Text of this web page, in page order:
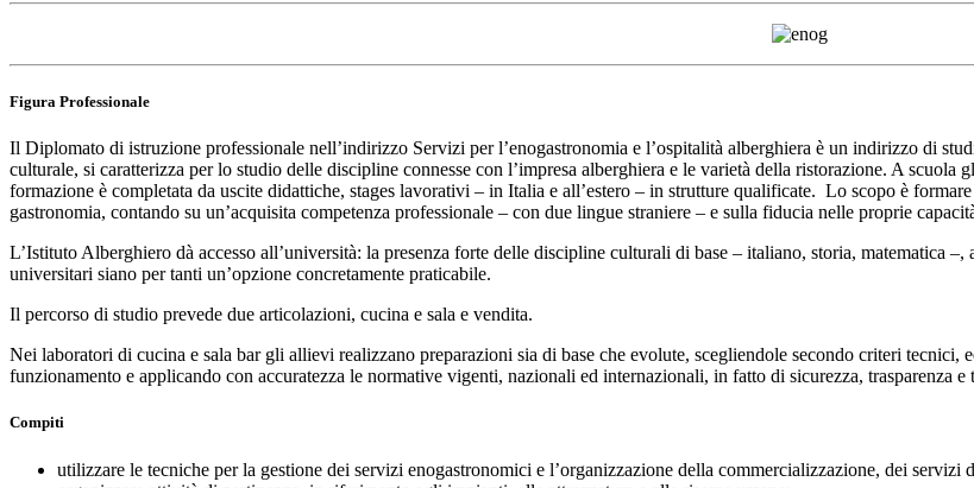
Figura Professionale
Il Diplomato di istruzione professionale nell’indirizzo Servizi per l’enogastronomia e l’ospitalità alberghiera è un indirizzo di
culturale, si caratterizza per lo studio delle discipline connesse con l’impresa alberghiera e le varietà della ristorazione. A
formazione è completata da uscite didattiche, stages lavorativi – in Italia e all’estero – in strutture qualificate. Lo scopo è
gastronomia, contando su un’acquisita competenza professionale – con due lingue straniere – e sulla fiducia nelle proprie
L’Istituto Alberghiero dà accesso all’università: la presenza forte delle discipline culturali di base – italiano, storia, matematica
universitari siano per tanti un’opzione concretamente praticabile.
Il percorso di studio prevede due articolazioni, cucina e sala e vendita.
Nei laboratori di cucina e sala bar gli allievi realizzano preparazioni sia di base che evolute, scegliendole secondo criteri
funzionamento e applicando con accuratezza le normative vigenti, nazionali ed internazionali, in fatto di sicurezza, trasparenza
Compiti
utilizzare le tecniche per la gestione dei servizi enogastronomici e l’organizzazione della commercializzazione, dei servizi